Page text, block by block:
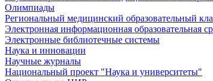
Олимпиады
Региональный медицинский образовательный
Электронная информационная образовательная
Электронные библиотечные системы
Наука и инновации
Научные журналы
Национальный проект "Наука и университеты"